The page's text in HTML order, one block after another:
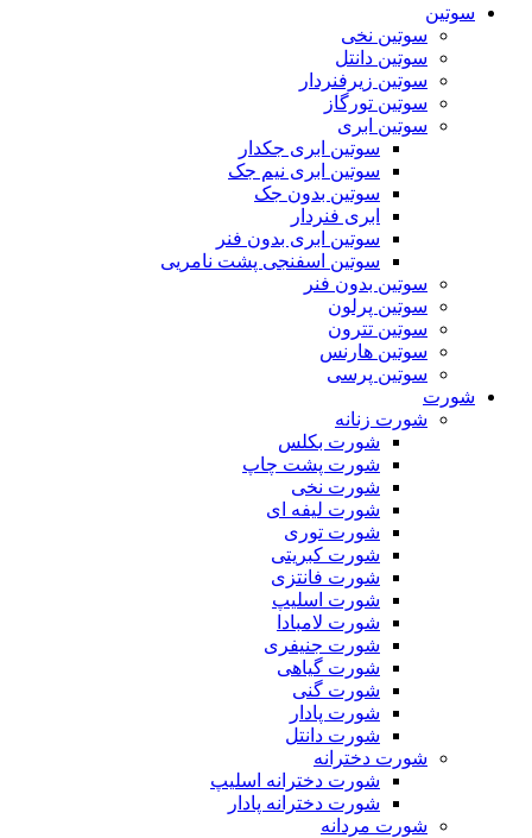
سوتین
سوتین نخی
سوتین دانتل
سوتین زیرفنردار
سوتین تورگاز
سوتین ابری
سوتین ابری جکدار
سوتین ابری نیم جک
سوتین بدون جک
ابری فنردار
سوتین ابری بدون فنر
سوتین اسفنجی پشت نامریی
سوتین بدون فنر
سوتین پرلون
سوتین تترون
سوتین هارنس
سوتین پرسی
شورت
شورت زنانه
شورت بکلس
شورت پشت چاپ
شورت نخی
شورت لیفه ای
شورت توری
شورت کبریتی
شورت فانتزی
شورت اسلیپ
شورت لامبادا
شورت جنیفری
شورت گیاهی
شورت گنی
شورت پادار
شورت دانتل
شورت دخترانه
شورت دخترانه اسلیپ
شورت دخترانه پادار
شورت مردانه